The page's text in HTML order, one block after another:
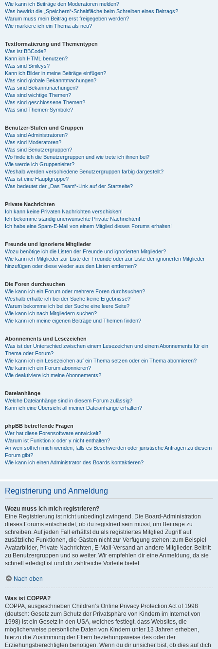
Wie kann ich Beiträge den Moderatoren melden?
Was bewirkt die „Speichern“-Schaltfläche beim Schreiben eines Beitrags?
Warum muss mein Beitrag erst freigegeben werden?
Wie markiere ich ein Thema als neu?
Textformatierung und Thementypen
Was ist BBCode?
Kann ich HTML benutzen?
Was sind Smileys?
Kann ich Bilder in meine Beiträge einfügen?
Was sind globale Bekanntmachungen?
Was sind Bekanntmachungen?
Was sind wichtige Themen?
Was sind geschlossene Themen?
Was sind Themen-Symbole?
Benutzer-Stufen und Gruppen
Was sind Administratoren?
Was sind Moderatoren?
Was sind Benutzergruppen?
Wo finde ich die Benutzergruppen und wie trete ich ihnen bei?
Wie werde ich Gruppenleiter?
Weshalb werden verschiedene Benutzergruppen farbig dargestellt?
Was ist eine Hauptgruppe?
Was bedeutet der „Das Team“-Link auf der Startseite?
Private Nachrichten
Ich kann keine Privaten Nachrichten verschicken!
Ich bekomme ständig unerwünschte Private Nachrichten!
Ich habe eine Spam-E-Mail von einem Mitglied dieses Forums erhalten!
Freunde und ignorierte Mitglieder
Wozu benötige ich die Listen der Freunde und ignorierten Mitglieder?
Wie kann ich Mitglieder zur Liste der Freunde oder zur Liste der ignorierten Mitglieder
hinzufügen oder diese wieder aus den Listen entfernen?
Die Foren durchsuchen
Wie kann ich ein Forum oder mehrere Foren durchsuchen?
Weshalb erhalte ich bei der Suche keine Ergebnisse?
Warum bekomme ich bei der Suche eine leere Seite?
Wie kann ich nach Mitgliedern suchen?
Wie kann ich meine eigenen Beiträge und Themen finden?
Abonnements und Lesezeichen
Was ist der Unterschied zwischen einem Lesezeichen und einem Abonnements für ein
Thema oder Forum?
Wie kann ich ein Lesezeichen auf ein Thema setzen oder ein Thema abonnieren?
Wie kann ich ein Forum abonnieren?
Wie deaktiviere ich meine Abonnements?
Dateianhänge
Welche Dateianhänge sind in diesem Forum zulässig?
Kann ich eine Übersicht all meiner Dateianhänge erhalten?
phpBB betreffende Fragen
Wer hat diese Forensoftware entwickelt?
Warum ist Funktion x oder y nicht enthalten?
An wen soll ich mich wenden, falls es Beschwerden oder juristische Anfragen zu diesem
Forum gibt?
Wie kann ich einen Administrator des Boards kontaktieren?
Registrierung und Anmeldung
Wozu muss ich mich registrieren?
Eine Registrierung ist nicht unbedingt zwingend. Die Board-Administration
dieses Forums entscheidet, ob du registriert sein musst, um Beiträge zu
schreiben. Auf jeden Fall erhältst du als registriertes Mitglied Zugriff auf
zusätzliche Funktionen, die Gästen nicht zur Verfügung stehen: zum Beispiel
Avatarbilder, Private Nachrichten, E-Mail-Versand an andere Mitglieder, Beitritt
zu Benutzergruppen und so weiter. Wir empfehlen dir eine Anmeldung, da sie
schnell erledigt ist und dir zahlreiche Vorteile bietet.
Nach oben
Was ist COPPA?
COPPA, ausgeschrieben Children’s Online Privacy Protection Act of 1998
(deutsch: Gesetz zum Schutz der Privatsphäre von Kindern im Internet von
1998) ist ein Gesetz in den USA, welches festlegt, dass Websites, die
möglicherweise persönliche Daten von Kindern unter 13 Jahren erheben,
hierzu die Zustimmung der Eltern beziehungsweise des oder der
Erziehungsberechtigten benötigen. Wenn du dir unsicher bist, ob dies auf dich